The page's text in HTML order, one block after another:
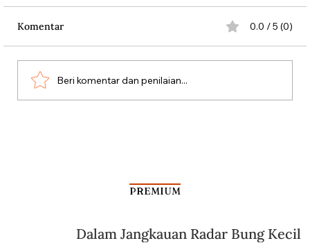
Aksi Koboi Jenderal Moestopo
Komentar 0.0 / 5 (0)
Beri komentar dan penilaian...
PREMIUM
Dalam Jangkauan Radar Bung Kecil